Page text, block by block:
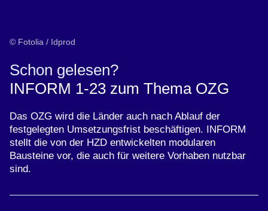
© Fotolia / Idprod
Schon gelesen?
INFORM 1-23 zum Thema OZG
Das OZG wird die Länder auch nach Ablauf der
festgelegten Umsetzungsfrist beschäftigen. INFORM
stellt die von der HZD entwickelten modularen
Bausteine vor, die auch für weitere Vorhaben nutzbar
sind.